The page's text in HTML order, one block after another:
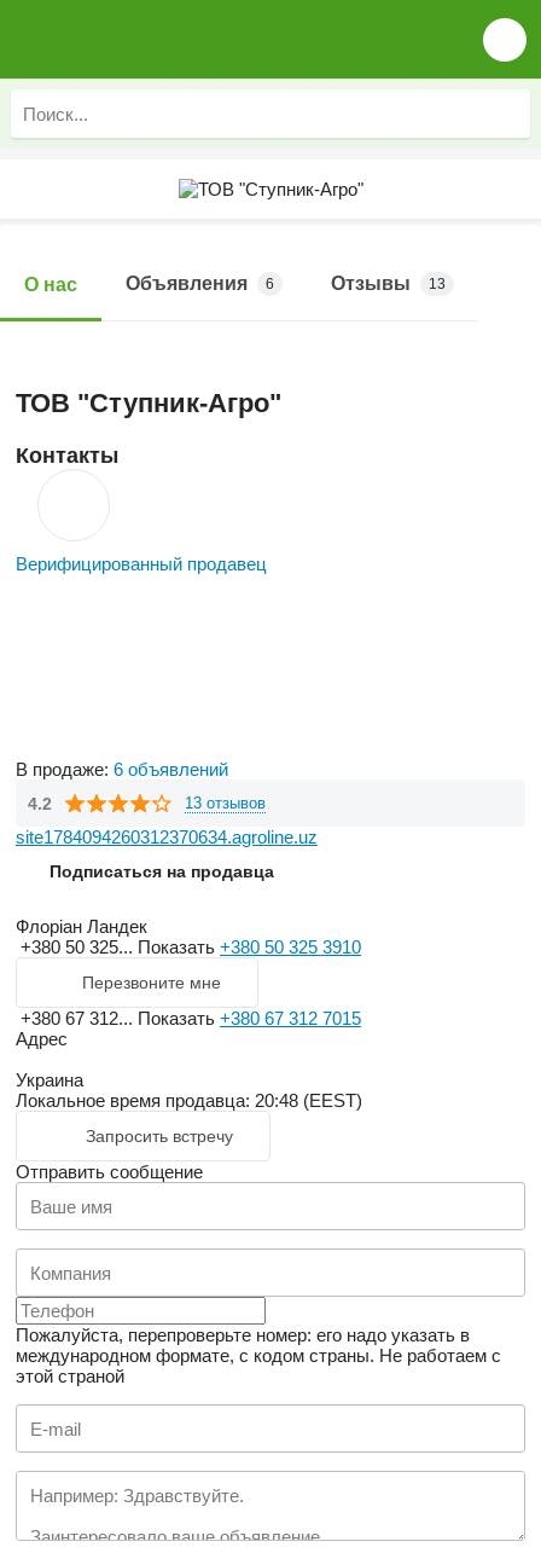
О нас Объявления 6 Отзывы 13
ТОВ "Ступник-Агро"
Контакты
Верифицированный продавец
В продаже: 6 объявлений
4.2 13 отзывов
site1784094260312370634.agroline.uz
Подписаться на продавца
Флоріан Ландек
+380 50 325... Показать +380 50 325 3910
Перезвоните мне
+380 67 312... Показать +380 67 312 7015
Адрес
Украина
Локальное время продавца: 20:48 (EEST)
Запросить встречу
Отправить сообщение
Пожалуйста, перепроверьте номер: его надо указать в
международном формате, с кодом страны. Не работаем с
этой страной